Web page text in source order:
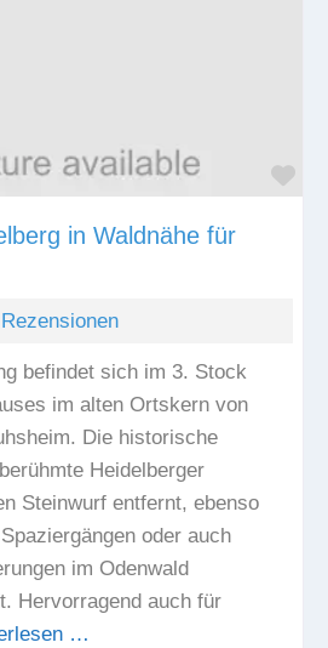
in Waldnähe für
befindet sich im 3. Stock
im alten Ortskern von
Die historische
Heidelberger
Steinwurf entfernt, ebenso
oder auch
im Odenwald
Hervorragend auch für
…